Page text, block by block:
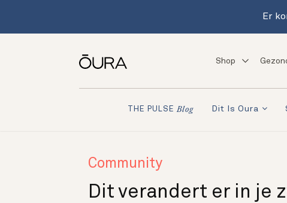
Er
Shop
THE PULSE Blog Dit Is Oura
Community
Dit verandert er in je